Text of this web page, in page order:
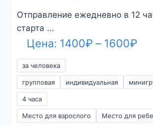
Отправление ежедневно в 12
старта ...
Цена: 1400₽ – 1600₽
за человека
групповая индивидуальная
4 часа
Место для взрослого Место для